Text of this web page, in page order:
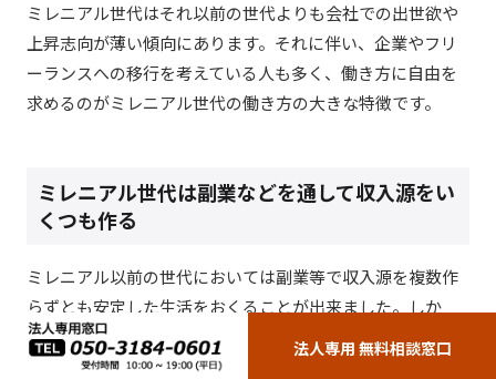
ミレニアル世代はそれ以前の世代よりも会社での出世欲や
上昇志向が薄い傾向にあります。それに伴い、企業やフリ
ーランスへの移行を考えている人も多く、働き方に自由を
求めるのがミレニアル世代の働き方の大きな特徴です。
ミレニアル世代は副業などを通して収入源をい
くつも作る
ミレニアル以前の世代においては副業等で収入源を複数作
らずとも安定した生活をおくることが出来ました。しか
し、昔と比べ景気が良いとは言えない環境で生まれ育った
ミレニアル世代には非正規雇用の労働者も大変多いです。
法人専用 無料相談窓口